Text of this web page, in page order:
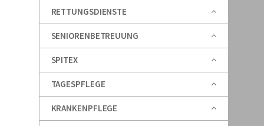
RETTUNGSDIENSTE
SENIORENBETREUUNG
SPITEX
TAGESPFLEGE
KRANKENPFLEGE